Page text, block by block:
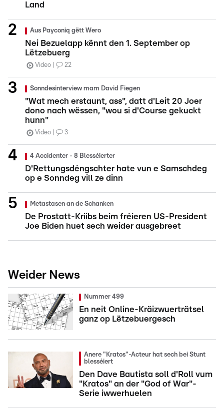
Land
Aus Payconiq gëtt Wero
Nei Bezuelapp kënnt den 1. September op
Lëtzebuerg
Video 22
Sonndesinterview mam David Fiegen
"Wat mech erstaunt, ass", datt d'Leit 20 Joer
dono nach wëssen, "wou si d'Course gekuckt
hunn"
Video 3
4 Accidenter - 8 Blesséierter
D'Rettungsdéngschter hate vun e Samschdeg
op e Sonndeg vill ze dinn
Metastasen an de Schanken
De Prostatt-Kriibs beim fréieren US-President
Joe Biden huet sech weider ausgebreet
Weider News
Nummer 499
En neit Online-Kräizwuerträtsel
ganz op Lëtzebuergesch
Anere "Kratos"-Acteur hat sech bei Stunt
blesséiert
Den Dave Bautista soll d'Roll vum
"Kratos" an der "God of War"-
Serie iwwerhuelen